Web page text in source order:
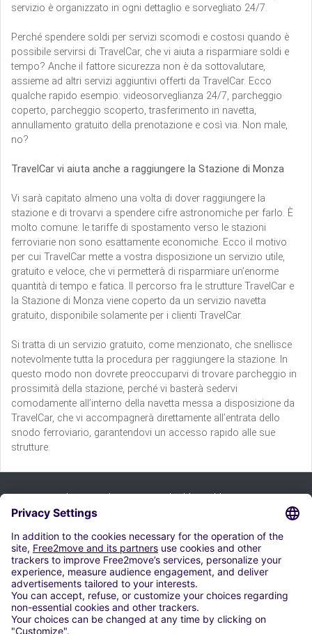
servizio è organizzato in ogni dettaglio e sorvegliato 24/7.
Perché spendere soldi per servizi scomodi e costosi quando è
possibile servirsi di TravelCar, che vi aiuta a risparmiare soldi e
tempo? Anche il fattore sicurezza non è da sottovalutare,
assieme ad altri servizi aggiuntivi offerti da TravelCar. Ecco
qualche rapido esempio: videosorveglianza 24/7, parcheggio
coperto, parcheggio scoperto, trasferimento in navetta,
annullamento gratuito della prenotazione e così via. Non male,
no?
TravelCar vi aiuta anche a raggiungere la Stazione di Monza
Vi sarà capitato almeno una volta di dover raggiungere la
stazione e di trovarvi a spendere cifre astronomiche per farlo. È
molto comune: le tariffe di spostamento verso le stazioni
ferroviarie non sono esattamente economiche. Ecco il motivo
per cui TravelCar mette a vostra disposizione un servizio utile,
gratuito e veloce, che vi permetterà di risparmiare un’enorme
quantità di tempo e fatica. Il percorso fra le strutture TravelCar e
la Stazione di Monza viene coperto da un servizio navetta
gratuito, disponibile solamente per i clienti TravelCar.
Si tratta di un servizio gratuito, come menzionato, che snellisce
notevolmente tutta la procedura per raggiungere la stazione. In
questo modo non dovrete preoccuparvi di trovare parcheggio in
prossimità della stazione, perché vi basterà sedervi
comodamente all’interno della navetta messa a disposizione da
TravelCar, che vi accompagnerà direttamente all’entrata dello
snodo ferroviario, garantendovi un accesso rapido alle sue
strutture.
Tilaa uutiskirje ja saat kaikki vinkkimme:
merkitä